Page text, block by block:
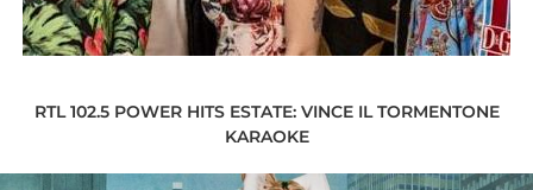
RTL 102.5 POWER HITS ESTATE: VINCE IL TORMENTONE
KARAOKE